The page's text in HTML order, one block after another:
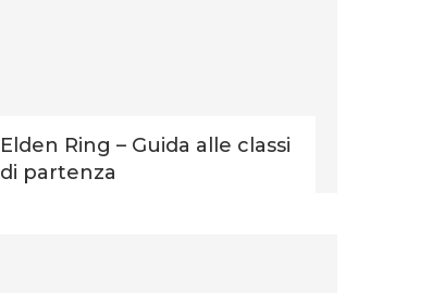
Elden Ring – Guida alle classi
di partenza